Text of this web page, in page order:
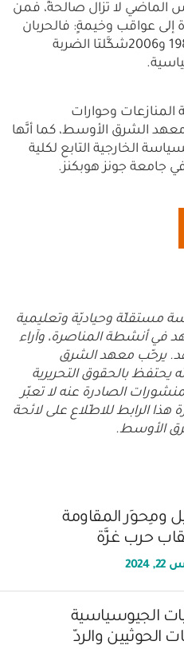
الماضي لا تزال صالحةً، فمن
عواقب وخيمةٍ: فالحربان
الإسرائيليَّتان على لبنان في 1982 و2006شكَّلتا الضربة
المنازعات وحوارات
الشرق الأوسط، كما أنَّها
الخارجية التابع لكلية
جامعة جونز هوبكنز.
وحياديّة وتعليمية
في أنشطة المناصرة، وآراء
يرحّب معهد الشرق
يحتفظ بالحقوق التحريرية
الصادرة عنه لا تعبّر
هذا الرابط للاطّلاع على لائحة
الأوسط.
ومِحوَر المقاومة
حرب غزَّة
الجيوسياسية
الحوثيين والردّ